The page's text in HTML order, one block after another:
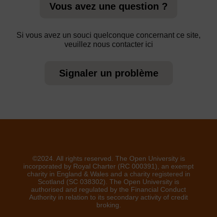
Vous avez une question ?
Si vous avez un souci quelconque concernant ce site,
veuillez nous contacter ici
Signaler un problème
©2024. All rights reserved. The Open University is
incorporated by Royal Charter (RC 000391), an exempt
charity in England & Wales and a charity registered in
Scotland (SC 038302). The Open University is
authorised and regulated by the Financial Conduct
Authority in relation to its secondary activity of credit
broking.